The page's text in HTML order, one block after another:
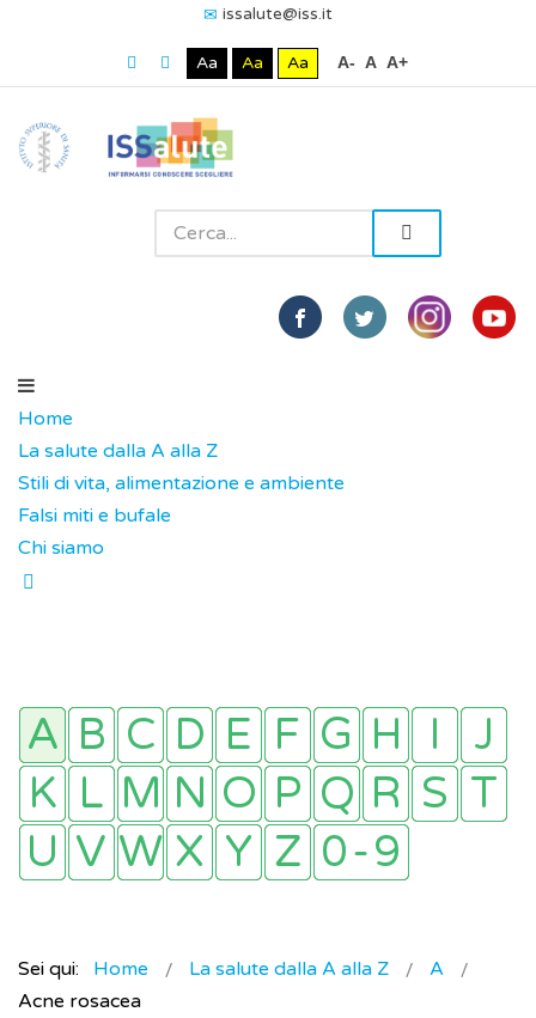
issalute@iss.it
Aa Aa Aa A- A A+
Home
La salute dalla A alla Z
Stili di vita, alimentazione e ambiente
Falsi miti e bufale
Chi siamo
Sei qui: Home La salute dalla A alla Z
A
Acne rosacea